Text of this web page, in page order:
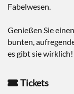
Fabelwesen.
Genießen Sie
bunten,
es gibt sie wirklich!
Tickets